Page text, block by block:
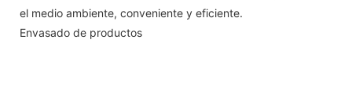
el medio ambiente, conveniente y eficiente.
Envasado de productos